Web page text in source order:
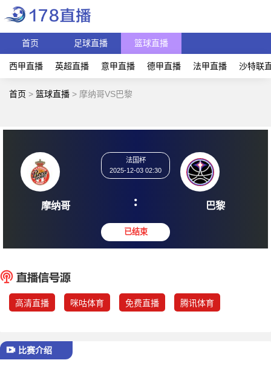
首页 足球直播 篮球直播
西甲直播 英超直播 意甲直播 德甲直播 法甲直播 沙特联
首页 > 篮球直播 > 摩纳哥VS巴黎
摩纳哥
2025-12-03 02:30
: 巴
高清直播 咪咕体育 免费直播 腾讯体育
比赛介绍